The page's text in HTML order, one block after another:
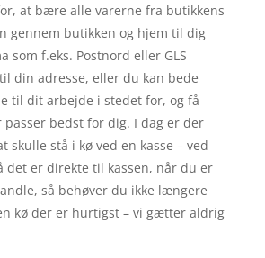
at bære alle varerne fra butikkens
gennem butikken og hjem til dig
som f.eks. Postnord eller GLS
din adresse, eller du kan bede
til dit arbejde i stedet for, og få
bedst for dig. I dag er der
skulle stå i kø ved en kasse – ved
det er direkte til kassen, når du er
så behøver du ikke længere
kø der er hurtigst – vi gætter aldrig